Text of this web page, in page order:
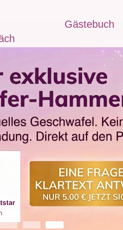
Gästebuch